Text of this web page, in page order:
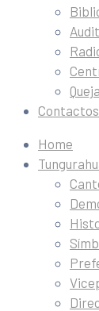
Contactos
Home